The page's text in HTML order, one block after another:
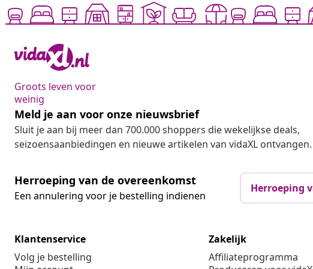
Groots leven voor
weinig
Meld je aan voor onze nieuwsbrief
Sluit je aan bij meer dan 700.000 shoppers die wekelijkse deals,
seizoensaanbiedingen en nieuwe artikelen van vidaXL ontvangen.
Herroeping van de overeenkomst
Een annulering voor je bestelling indienen
Herroeping
Klantenservice
Volg je bestelling
Zakelijk
Affiliateprogramma